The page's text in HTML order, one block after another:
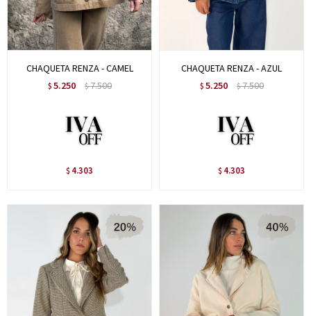
CHAQUETA RENZA - CAMEL
$ 5.250 $7.500
$ 4.303
CHAQUETA RENZA - AZUL
$ 5.250 $7.500
$ 4.303